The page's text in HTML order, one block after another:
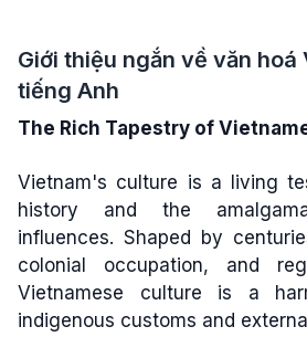
Giới thiệu ngắn về văn hoá
tiếng Anh
The Rich Tapestry of
Vietnam's culture is a living
history and the
influences. Shaped by
colonial occupation, and
Vietnamese culture is a
indigenous customs and